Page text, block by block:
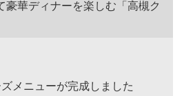
豪華ディナーを楽しむ「高槻ク
メニューが完成しました